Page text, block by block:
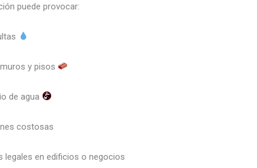
puede provocar:
y pisos
de agua
costosas
legales en edificios o negocios